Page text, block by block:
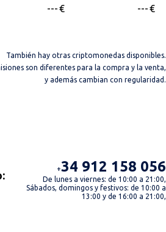
---€ ---€
También hay otras criptomonedas disponibles.
son diferentes para la compra y la venta,
y además cambian con regularidad.
+34 912 158 056
De lunes a viernes: de 10:00 a 21:00,
Sábados, domingos y festivos: de 10:00 a
13:00 y de 16:00 a 21:00,